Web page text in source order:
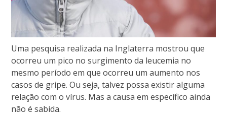
Uma pesquisa realizada na Inglaterra mostrou que
ocorreu um pico no surgimento da leucemia no
mesmo período em que ocorreu um aumento nos
casos de gripe. Ou seja, talvez possa existir alguma
relação com o vírus. Mas a causa em específico ainda
não é sabida.